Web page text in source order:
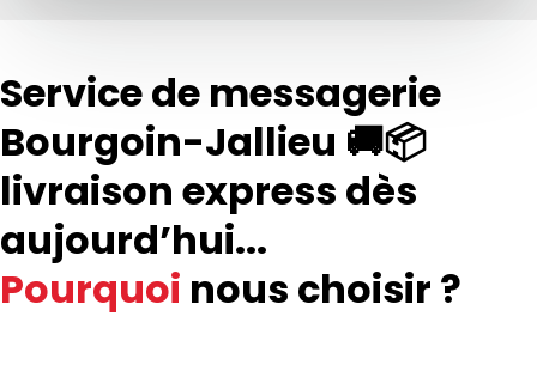
Service de messagerie
Bourgoin-Jallieu 🚚📦
livraison express dès
aujourd’hui...
Pourquoi nous choisir ?